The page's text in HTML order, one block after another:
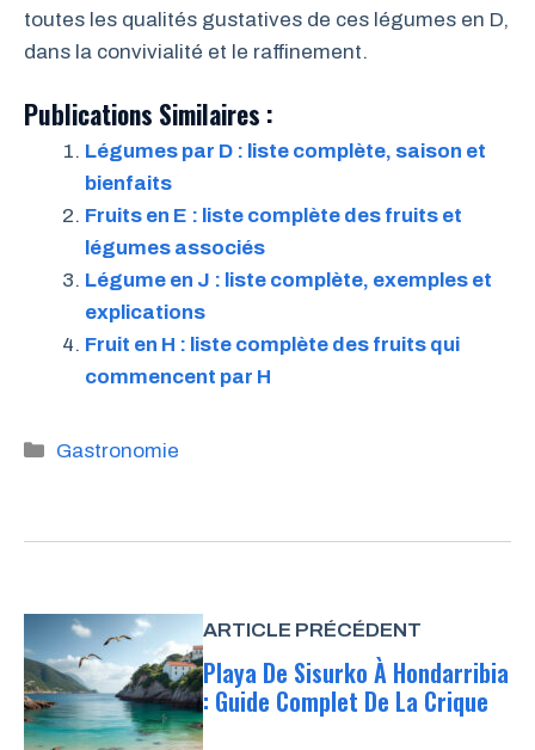
toutes les qualités gustatives de ces légumes en D,
dans la convivialité et le raffinement.
Publications Similaires :
Légumes par D : liste complète, saison et
bienfaits
Fruits en E : liste complète des fruits et
légumes associés
Légume en J : liste complète, exemples et
explications
Fruit en H : liste complète des fruits qui
commencent par H
Catégories
Gastronomie
ARTICLE PRÉCÉDENT
Playa De Sisurko À Hondarribia
: Guide Complet De La Crique